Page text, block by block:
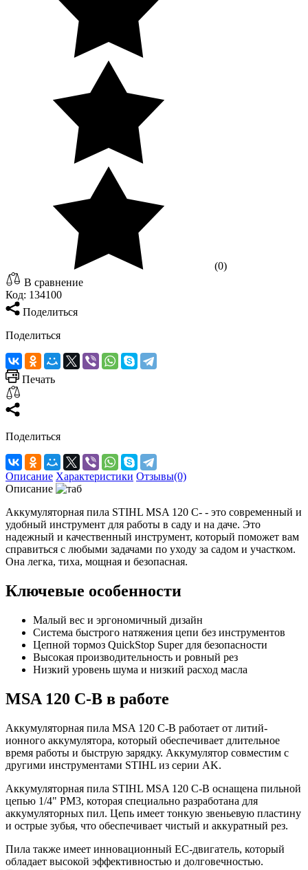
(0)
В сравнение
Код: 134100
Поделиться
Поделиться
Печать
Поделиться
Описание Характеристики Отзывы(0)
Описание
Аккумуляторная пила STIHL MSA 120 C- - это современный и
удобный инструмент для работы в саду и на даче. Это
надежный и качественный инструмент, который поможет вам
справиться с любыми задачами по уходу за садом и участком.
Она легка, тиха, мощная и безопасная.
Ключевые особенности
Малый вес и эргономичный дизайн
Система быстрого натяжения цепи без инструментов
Цепной тормоз QuickStop Super для безопасности
Высокая производительность и ровный рез
Низкий уровень шума и низкий расход масла
MSA 120 C-В в работе
Аккумуляторная пила MSA 120 C-B работает от литий-
ионного аккумулятора, который обеспечивает длительное
время работы и быструю зарядку. Аккумулятор совместим с
другими инструментами STIHL из серии AK.
Аккумуляторная пила STIHL MSA 120 C-B оснащена пильной
цепью 1/4" PM3, которая специально разработана для
аккумуляторных пил. Цепь имеет тонкую звеньевую пластину
и острые зубья, что обеспечивает чистый и аккуратный рез.
Пила также имеет инновационный EC-двигатель, который
обладает высокой эффективностью и долговечностью.